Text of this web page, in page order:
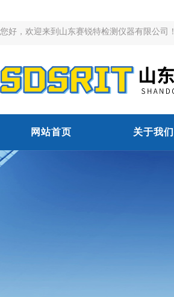
您好，欢迎来到山东赛锐特检测仪器有限公司！
网站首页 关于我们